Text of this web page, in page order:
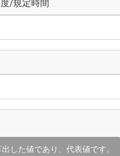
/規定時間
した値であり、代表値です。